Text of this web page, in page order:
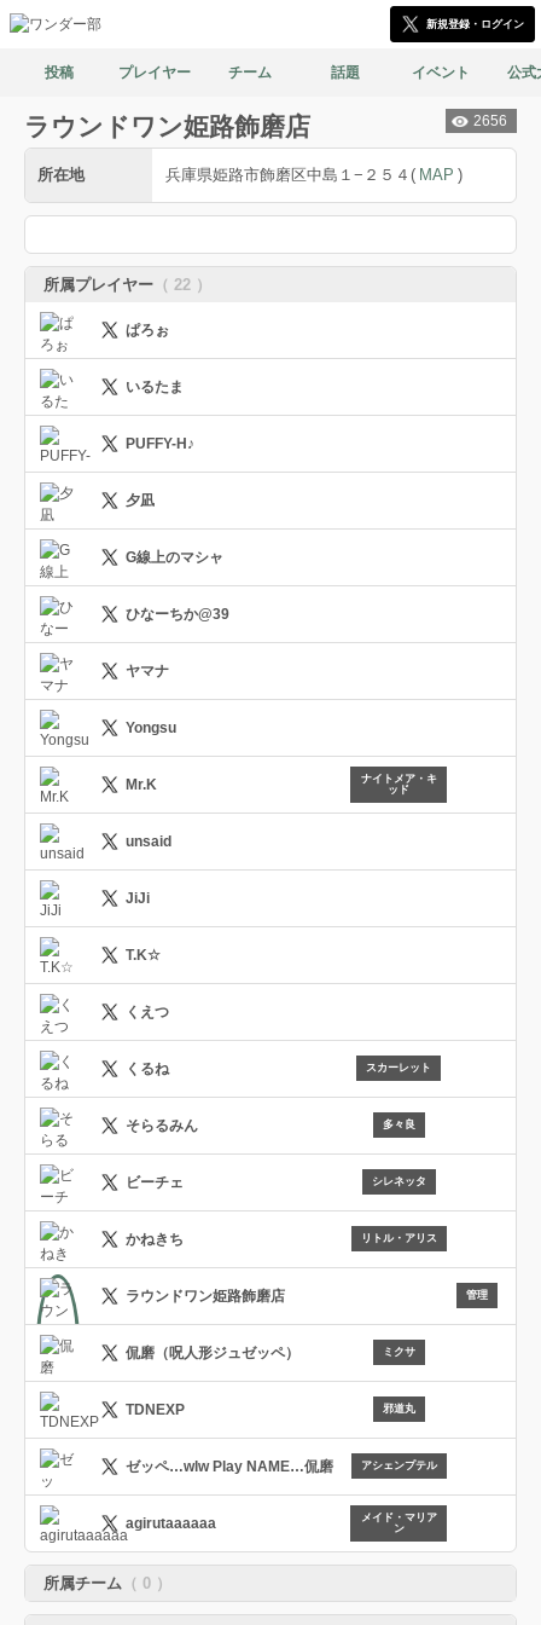
新規登録・ログイン
投稿 プレイヤー チーム 話題 イベント 公式
ラウンドワン姫路飾磨店
所在地 兵庫県姫路市飾磨区中島１−２５４ ( MAP )
所属プレイヤー （ 22 ）
ぱろぉ
いるたま
PUFFY-H♪
夕凪
G線上のマシャ
ひなーちか@39
ヤマナ
Yongsu
Mr.K
ナイトメア・キ
ッド
unsaid
JiJi
T.K☆
くえつ
くるね スカーレット
そらるみん 多々良
ビーチェ シレネッタ
かねきち リトル・アリス
店舗管理
ラウンドワン姫路飾磨店 管理
侃磨（呪人形ジュゼッペ） ミクサ
TDNEXP 邪道丸
ゼッペ…wlw Play NAME…侃磨 アシェンプテル
agirutaaaaaa
メイド・マリア
ン
所属チーム （ 0 ）
2656